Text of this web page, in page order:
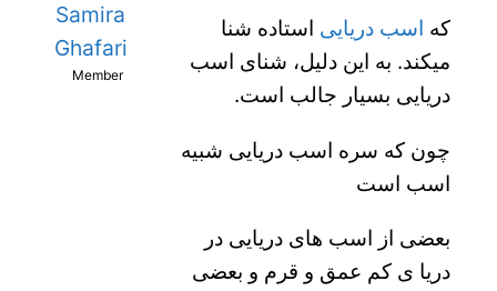
Samira
Ghafari
Member
که اسب دریایی استاده شنا
میکند. به این دلیل، شنای اسب
دریایی بسیار جالب است.
چون که سره اسب دریایی شبیه
اسب است
بعضی از اسب های دریایی در
دریا ی کم عمق و قرم و بعضی